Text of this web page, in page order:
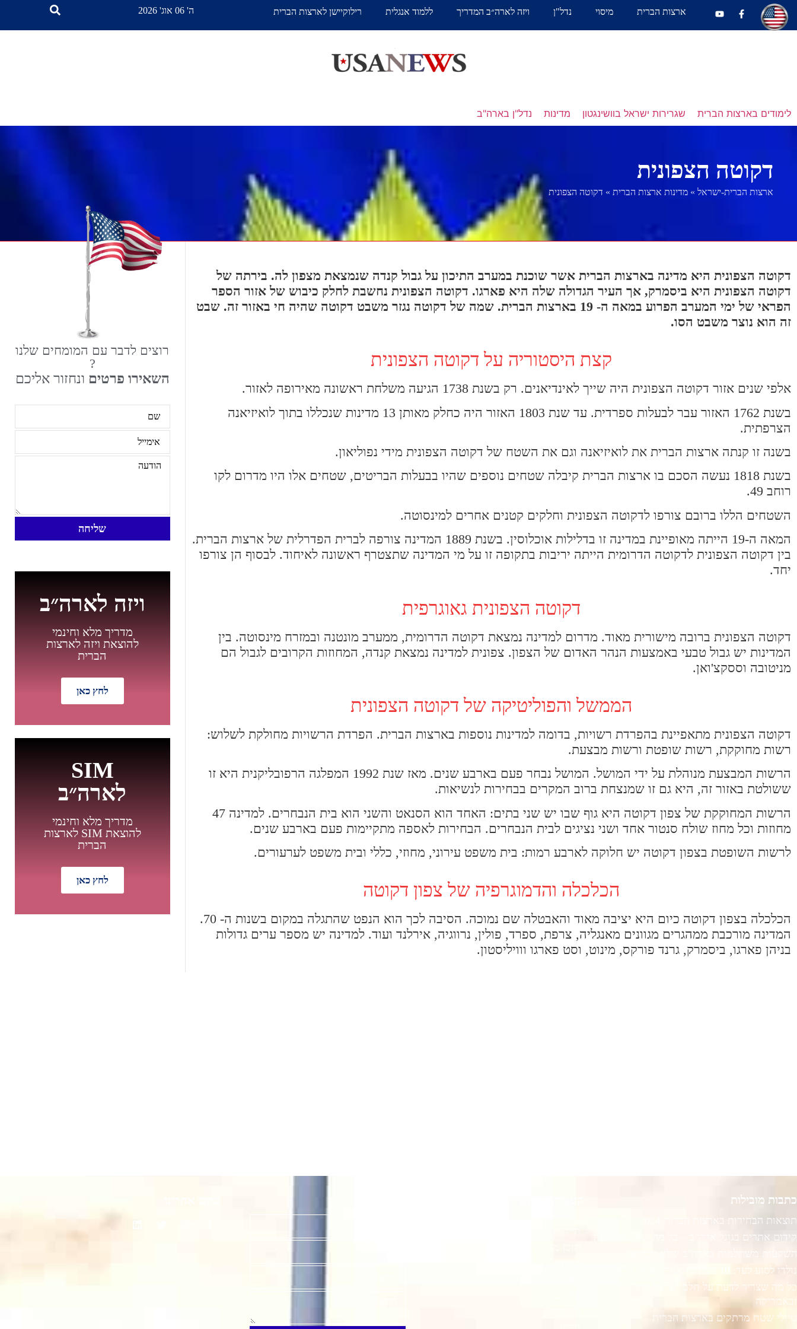
ארצות הברית מיסוי נדל"ן ויזה לארה״ב המדריך ללמוד אנגלית רילוקיישן לארצות הברית ה' 06 אוג' 2026
לימודים בארצות הברית שגרירות ישראל בוושינגטון מדינות נדל"ן בארה"ב
דקוטה הצפונית
ארצות הברית-ישראל » מדינות ארצות הברית » דקוטה הצפונית
דקוטה הצפונית היא מדינה בארצות הברית אשר שוכנת במערב התיכון על גבול קנדה שנמצאת מצפון לה. בירתה של
דקוטה הצפונית היא ביסמרק, אך העיר הגדולה שלה היא פארגו. דקוטה הצפונית נחשבת לחלק כיבוש של אזור הספר
הפראי של ימי המערב הפרוע במאה ה- 19 בארצות הברית. שמה של דקוטה נגזר משבט דקוטה שהיה חי באזור זה. שבט
זה הוא נוצר משבט הסו.
קצת היסטוריה על דקוטה הצפונית
אלפי שנים אזור דקוטה הצפונית היה שייך לאינדיאנים. רק בשנת 1738 הגיעה משלחת ראשונה מאירופה לאזור.
בשנת 1762 האזור עבר לבעלות ספרדית. עד שנת 1803 האזור היה כחלק מאותן 13 מדינות שנכללו בתוך לואיזיאנה
הצרפתית.
בשנה זו קנתה ארצות הברית את לואיזיאנה וגם את השטח של דקוטה הצפונית מידי נפוליאון.
בשנת 1818 נעשה הסכם בו ארצות הברית קיבלה שטחים נוספים שהיו בבעלות הבריטים, שטחים אלו היו מדרום לקו
רוחב 49.
השטחים הללו ברובם צורפו לדקוטה הצפונית וחלקים קטנים אחרים למינסוטה.
המאה ה-19 הייתה מאופיינת במדינה זו בדלילות אוכלוסין. בשנת 1889 המדינה צורפה לברית הפדרלית של ארצות הברית.
בין דקוטה הצפונית לדקוטה הדרומית הייתה יריבות בתקופה זו על מי המדינה שתצטרף ראשונה לאיחוד. לבסוף הן צורפו
יחד.
דקוטה הצפונית גאוגרפית
דקוטה הצפונית ברובה מישורית מאוד. מדרום למדינה נמצאת דקוטה הדרומית, ממערב מונטנה ובמזרח מינסוטה. בין
המדינות יש גבול טבעי באמצעות הנהר האדום של הצפון. צפונית למדינה נמצאת קנדה, המחוזות הקרובים לגבול הם
מניטובה וססקצ'ואן.
הממשל והפוליטיקה של דקוטה הצפונית
דקוטה הצפונית מתאפיינת בהפרדת רשויות, בדומה למדינות נוספות בארצות הברית. הפרדת הרשויות מחולקת לשלוש:
רשות מחוקקת, רשות שופטת ורשות מבצעת.
הרשות המבצעת מנוהלת על ידי המושל. המושל נבחר פעם בארבע שנים. מאז שנת 1992 המפלגה הרפובליקנית היא זו
ששולטת באזור זה, היא גם זו שמנצחת ברוב המקרים בבחירות לנשיאות.
הרשות המחוקקת של צפון דקוטה היא גוף שבו יש שני בתים: האחד הוא הסנאט והשני הוא בית הנבחרים. למדינה 47
מחוזות וכל מחוז שולח סנטור אחד ושני נציגים לבית הנבחרים. הבחירות לאספה מתקיימות פעם בארבע שנים.
לרשות השופטת בצפון דקוטה יש חלוקה לארבע רמות: בית משפט עירוני, מחוזי, כללי ובית משפט לערעורים.
הכלכלה והדמוגרפיה של צפון דקוטה
הכלכלה בצפון דקוטה כיום היא יציבה מאוד והאבטלה שם נמוכה. הסיבה לכך הוא הנפט שהתגלה במקום בשנות ה- 70.
המדינה מורכבת ממהגרים מגוונים מאנגליה, צרפת, ספרד, פולין, נרווגיה, אירלנד ועוד. למדינה יש מספר ערים גדולות
בניהן פארגו, ביסמרק, גרנד פורקס, מינוט, וסט פארגו ווויליסטון.
רוצים לדבר עם המומחים שלנו
?
השאירו פרטים ונחזור אליכם
שליחה
ויזה לארה״ב
מדריך מלא וחינמי
להוצאת ויזה לארצות
הברית
לחץ כאן
SIM
לארה״ב
מדריך מלא וחינמי
להוצאת SIM לארצות
הברית
לחץ כאן
כתבות מובילות
תוצאות הבחירות בארצות הברית 2024
קידום אתרים בגוגל ארה"ב – כל מה שחשוב לדעת
השקעות משתלמות בארה"ב שלא הכרתם
נולדו לסוע לעד: 10 מכוניות אמריקאיות קלאסיות
כל מה שצריך לדעת על חלב ישראל בחו"ל
ובאמריקה
טיולי שטח מרתקים בארצות הברית